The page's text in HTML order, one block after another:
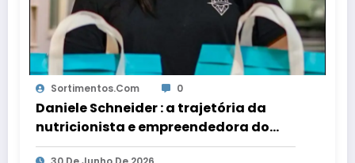
Sortimentos.com 0
Daniele Schneider : a trajetória da
nutricionista e empreendedora do
Zakô Sushi em Porto Alegre